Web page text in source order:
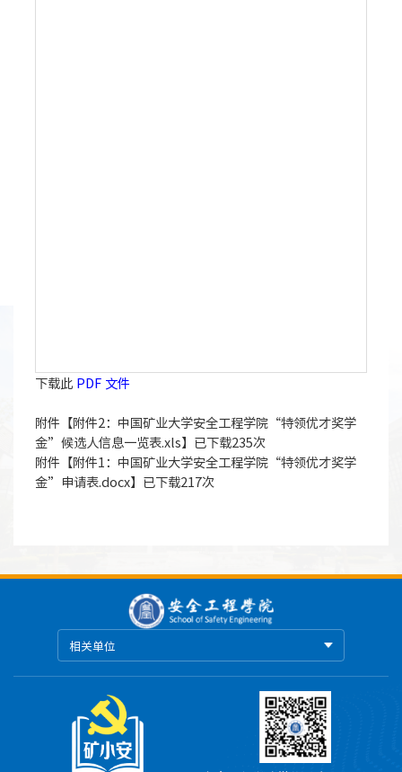
下载此 PDF 文件
附件【附件2：中国矿业大学安全工程学院“特领优才奖学
金”候选人信息一览表.xls】已下载235次
附件【附件1：中国矿业大学安全工程学院“特领优才奖学
金”申请表.docx】已下载217次
相关单位